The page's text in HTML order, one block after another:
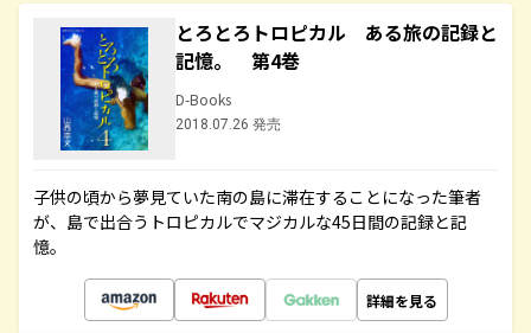
とろとろトロピカル ある旅の記録と
記憶。 第4巻
D-Books
2018.07.26 発売
子供の頃から夢見ていた南の島に滞在することになった筆者
が、島で出合うトロピカルでマジカルな45日間の記録と記
憶。
詳細を見る